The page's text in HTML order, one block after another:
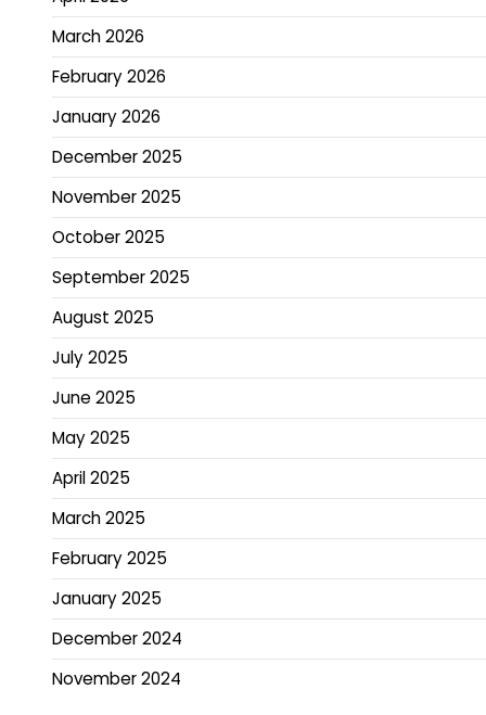
March 2026
February 2026
January 2026
December 2025
November 2025
October 2025
September 2025
August 2025
July 2025
June 2025
May 2025
April 2025
March 2025
February 2025
January 2025
December 2024
November 2024